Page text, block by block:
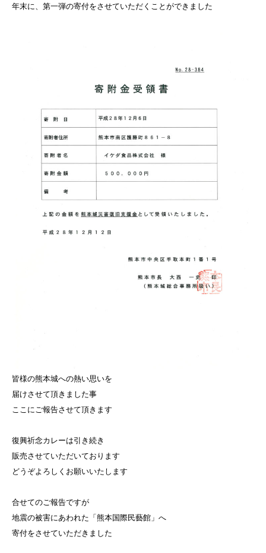
年末に、第一弾の寄付をさせていただくことができました
皆様の熊本城への熱い思いを
届けさせて頂きました事
ここにご報告させて頂きます
復興祈念カレーは引き続き
販売させていただいております
どうぞよろしくお願いいたします
合せてのご報告ですが
地震の被害にあわれた「熊本国際民藝館」へ
寄付をさせていただきました